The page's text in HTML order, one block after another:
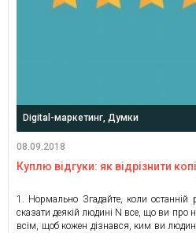
Digital-маркетинг, Думки
08.09.2018
Куплю відгуки: як відрізнити
1. Нормально Згадайте, коли останній
сказати деякій людині N все, що ви про
всім, щоб кожен дізнався, ким ви